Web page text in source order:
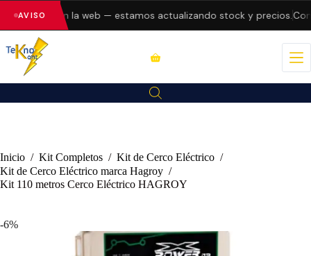
AVISO
errores en la web — estamos actualizando stock y precios.
Inicio / Kit Completos / Kit de Cerco Eléctrico /
Kit de Cerco Eléctrico marca Hagroy /
Kit 110 metros Cerco Eléctrico HAGROY
-6%